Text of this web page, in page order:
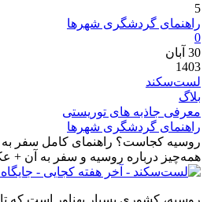
5
راهنمای گردشگری شهرها
0
30 آبان
1403
لست‌سکند
بلاگ
معرفی جاذبه های توریستی
راهنمای گردشگری شهرها
روسیه کجاست؟ راهنمای کامل سفر
همه‌چیز درباره روسیه و سفر به آن +
روسیه، کشوری بسیار پهناور است که